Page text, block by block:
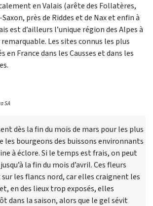
en Valais (arête des Follatères,
près de Riddes et de Nax et enfin à
est d’ailleurs l’unique région des Alpes à
Les sites connus les plus
en France dans les Causses et dans les
SA
dès la fin du mois de mars pour les plus
les bourgeons des buissons environnants
à éclore. Si le temps est frais, on peut
la fin du mois d’avril. Ces fleurs
les flancs nord, car elles craignent les
en des lieux trop exposés, elles
dans la saison, alors que le gel sévit